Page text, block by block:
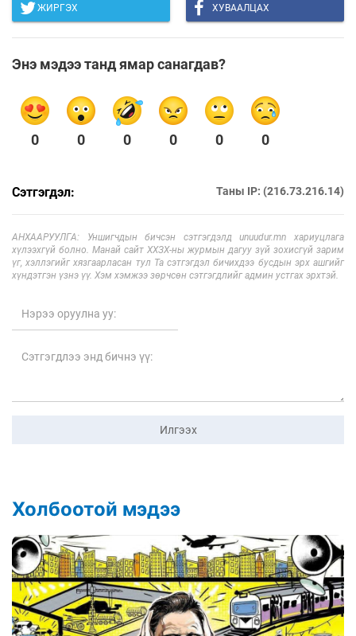
ЖИРГЭХ ХУВААЛЦАХ
Энэ мэдээ танд ямар санагдав?
0 0 0 0 0 0
Сэтгэгдэл: Таны IP: (216.73.216.14)
АНХААРУУЛГА: Уншигчдын бичсэн сэтгэгдэлд unuudur.mn хариуцлага
хүлээхгүй болно. Манай сайт ХХЗХ-ны журмын дагуу зүй зохисгүй зарим
үг, хэллэгийг хязгаарласан тул Та сэтгэгдэл бичихдээ бусдын эрх ашгийг
хүндэтгэн үзнэ үү. Хэм хэмжээ зөрчсөн сэтгэгдлийг админ устгах эрхтэй.
Илгээх
Холбоотой мэдээ